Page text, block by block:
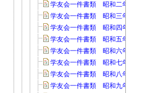
学友会一件書類 昭和二年度(67)
学友会一件書類 昭和三年度(90)
学友会一件書類 昭和四年度(63)
学友会一件書類 昭和五年度(109)
学友会一件書類 昭和六年度(90)
学友会一件書類 昭和七年度(101)
学友会一件書類 昭和八年度(103)
学友会一件書類 昭和九年度(134)